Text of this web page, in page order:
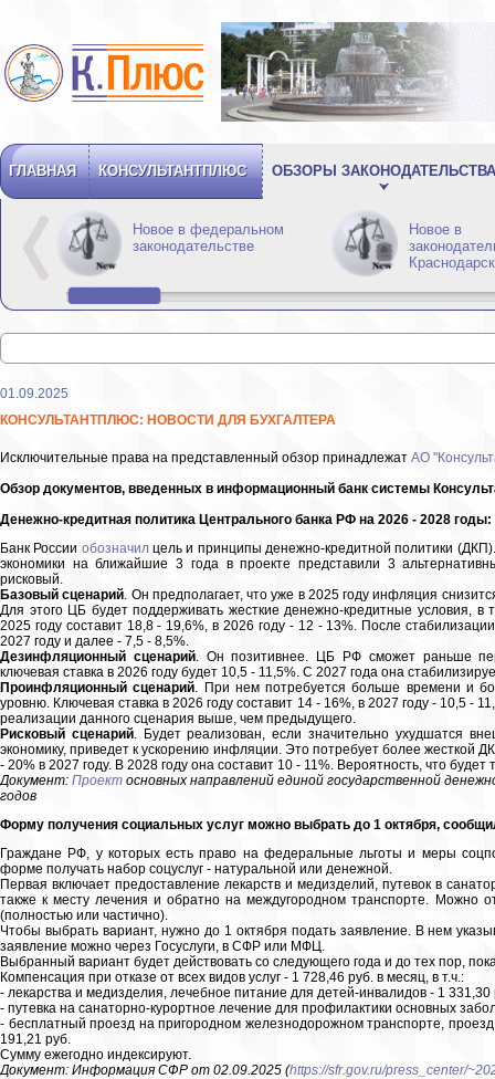
ГЛАВНАЯ КОНСУЛЬТАНТПЛЮС ОБЗОРЫ ЗАКОНОДАТЕЛЬСТВА
Новое в федеральном
законодательстве
Новое в
01.09.2025
КОНСУЛЬТАНТПЛЮС: НОВОСТИ ДЛЯ БУХГАЛТЕРА
Исключительные права на представленный обзор принадлежат АО
Обзор документов, введенных в информационный банк системы
Денежно-кредитная политика Центрального банка РФ на 2026 - 2028
Банк России обозначилцель и принципы денежно-кредитной политики
экономики на ближайшие 3 года в проекте представили 3
рисковый.
Базовый сценарий. Он предполагает, что уже в 2025 году инфляция
Для этого ЦБ будет поддерживать жесткие денежно-кредитные условия, в
2025 году составит 18,8 - 19,6%, в 2026 году - 12 - 13%. После
2027 году и далее - 7,5 - 8,5%.
Дезинфляционный сценарий. Он позитивнее. ЦБ РФ сможет раньше
ключевая ставка в 2026 году будет 10,5 - 11,5%. С 2027 года она
Проинфляционный сценарий. При нем потребуется больше времени и
уровню. Ключевая ставка в 2026 году составит 14 - 16%, в 2027 году - 10,5 -
реализации данного сценария выше, чем предыдущего.
Рисковый сценарий. Будет реализован, если значительно ухудшатся
экономику, приведет к ускорению инфляции. Это потребует более жесткой
- 20% в 2027 году. В 2028 году она составит 10 - 11%. Вероятность, что будет
Документ: Проект основных направлений единой государственной
годов
Форму получения социальных услуг можно выбрать до 1 октября,
Граждане РФ, у которых есть право на федеральные льготы и меры
форме получать набор соцуслуг - натуральной или денежной.
Первая включает предоставление лекарств и медизделий, путевок в
также к месту лечения и обратно на междугородном транспорте. Можно
(полностью или частично).
Чтобы выбрать вариант, нужно до 1 октября подать заявление. В нем
заявление можно через Госуслуги, в СФР или МФЦ.
Выбранный вариант будет действовать со следующего года и до тех пор,
Компенсация при отказе от всех видов услуг - 1 728,46 руб. в месяц, в т.ч.:
- лекарства и медизделия, лечебное питание для детей-инвалидов - 1 331,30
- путевка на санаторно-курортное лечение для профилактики основных
- бесплатный проезд на пригородном железнодорожном транспорте,
191,21 руб.
Сумму ежегодно индексируют.
Документ: Информация СФР от 02.09.2025 (https://sfr.gov.ru/press_center/